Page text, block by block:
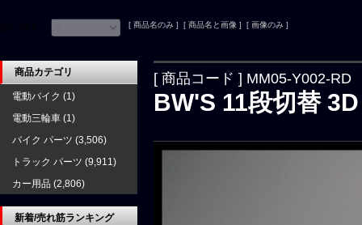
[ 商品名のみ ] [ 商品名と画像 ] [ 画像のみ ]
[ 商品コード ] MM05-Y002-RD
BW'S 11段切替
商品カテゴリ
電動バイク (1)
電動三輪車 (1)
バイク パーツ (3,506)
トラック パーツ (9,911)
カー用品 (2,806)
新着/売れ筋ランキング